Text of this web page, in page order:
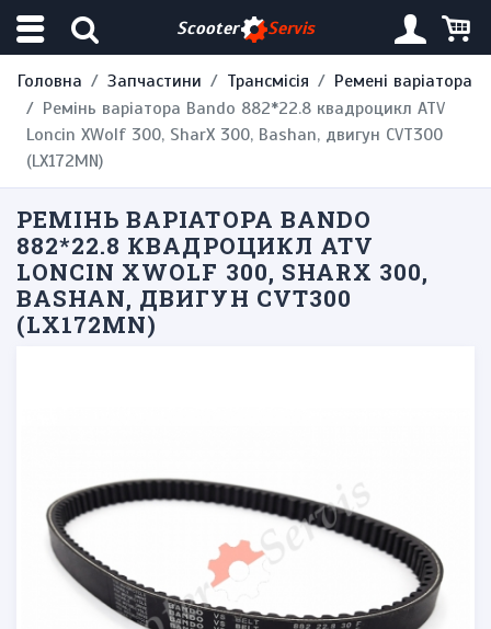
Scooter Servis
Головна Запчастини Трансмісія
Ремені варіатора
Ремінь варіатора Bando 882*22.8 квадроцикл ATV
Loncin XWolf 300, SharX 300, Bashan, двигун CVT300
(LX172MN)
РЕМІНЬ ВАРІАТОРА BANDO
882*22.8 КВАДРОЦИКЛ ATV
LONCIN XWOLF 300, SHARX 300,
BASHAN, ДВИГУН CVT300
(LX172MN)